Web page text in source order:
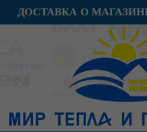
ДОСТАВКА О